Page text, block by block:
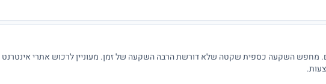
are
מחפש השקעה כספית שקטה שלא דורשת הרבה השקעה של זמן. מעוניין לרכוש אתרי אינטרנט